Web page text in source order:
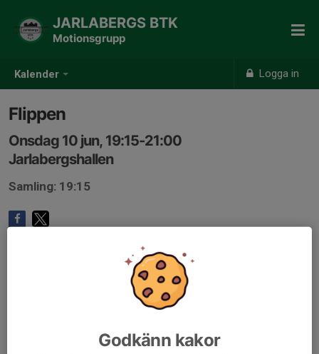
Kalender Logga in
JARLABERGS BTK
Motionsgrupp
Flippen
Onsdag 10 jun, 19:15-21:00
Jarlabergshallen
Samling: 19:15
Godkänn kakor